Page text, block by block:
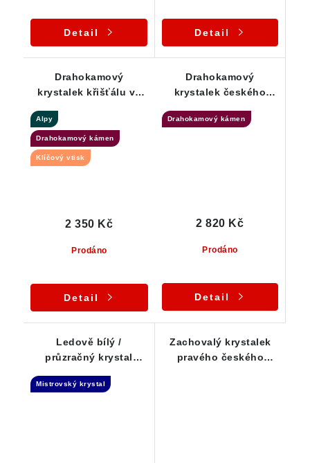
Detail Detail
Drahokamový
krystalek křišťálu ve
Alpy
Drahokamový kámen
Klíčový vtisk
Prodáno
2 350 Kč
Detail
Drahokamový
krystalek českého
stříbrném přívěsku
Drahokamový kámen
Prodáno
2 820 Kč
Detail
Ledově bílý /
průzračný krystal
hůlka
Mistrovský krystal
Zachovalý krystalek
pravého českého